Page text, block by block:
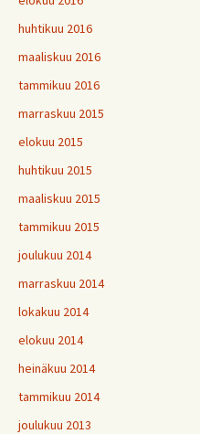
huhtikuu 2016
maaliskuu 2016
tammikuu 2016
marraskuu 2015
elokuu 2015
huhtikuu 2015
maaliskuu 2015
tammikuu 2015
joulukuu 2014
marraskuu 2014
lokakuu 2014
elokuu 2014
heinäkuu 2014
tammikuu 2014
joulukuu 2013